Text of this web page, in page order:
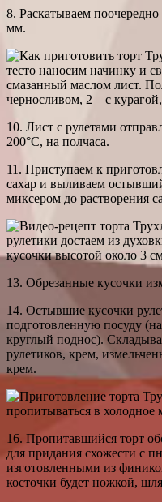
8. Раскатываем
мм.
тесто наносим начинку и
смазанный маслом лист.
черносливом, 2 – с
10. Лист с рулетами
200°С, на полчаса.
11. Приступаем к
сахар и выливаем
миксером до растворения
рулетики достаем из
кусочки высотой около 3
13. Обрезанные кусочки
14. Остывшие кусочки
подготовленную посуду
круглый поднос).
рулетиков, крем,
крем.
пропитываться в холодное
16. Пропитавшийся торт
для придания схожести с
изготовленными из
косточки будет ножкой,